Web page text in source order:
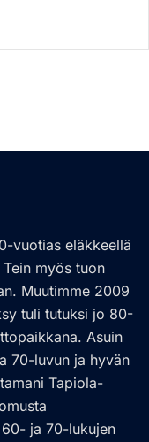
vuotias eläkkeellä
myös tuon
Muutimme 2009
tuli tutuksi jo 80-
Asuin
70-luvun ja hyvän
Tapiola-
ja 70-lukujen